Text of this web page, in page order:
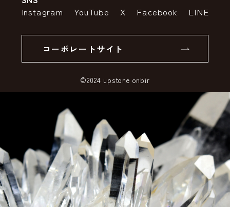
特定商取引法の表示
SSLサーバー証明書とは
Instagram YouTube X Facebook LINE
コーポレートサイト
©2024 upstone onbir